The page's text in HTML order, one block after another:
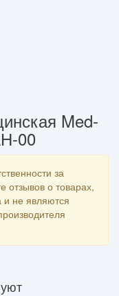
Med-
00
за
отзывов о товарах,
и не являются